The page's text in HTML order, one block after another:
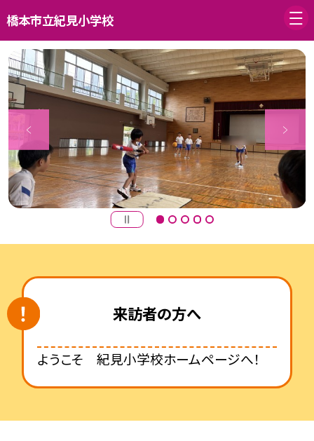
橋本市立紀見小学校
来訪者の方へ
ようこそ 紀見小学校ホームページへ！